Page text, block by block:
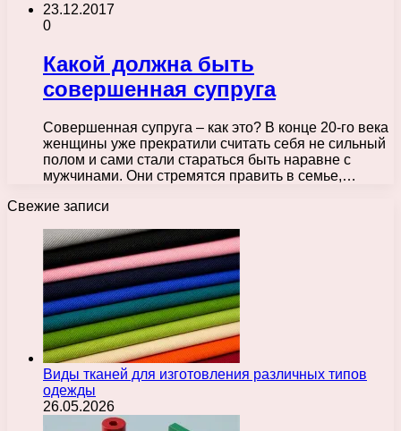
23.12.2017
0
Какой должна быть
совершенная супруга
Совершенная супруга – как это? В конце 20-го века
женщины уже прекратили считать себя не сильный
полом и сами стали стараться быть наравне с
мужчинами. Они стремятся править в семье,…
Свежие записи
Виды тканей для изготовления различных типов
одежды
26.05.2026